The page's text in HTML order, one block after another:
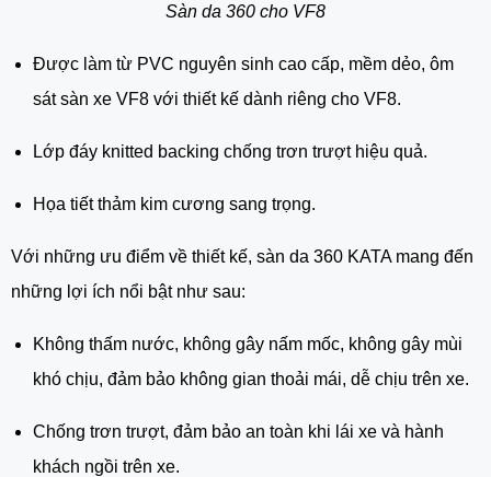
Sàn da 360 cho VF8
Được làm từ PVC nguyên sinh cao cấp, mềm dẻo, ôm
sát sàn xe VF8 với thiết kế dành riêng cho VF8.
Lớp đáy knitted backing chống trơn trượt hiệu quả.
Họa tiết thảm kim cương sang trọng.
Với những ưu điểm về thiết kế, sàn da 360 KATA mang đến
những lợi ích nổi bật như sau:
Không thấm nước, không gây nấm mốc, không gây mùi
khó chịu, đảm bảo không gian thoải mái, dễ chịu trên xe.
Chống trơn trượt, đảm bảo an toàn khi lái xe và hành
khách ngồi trên xe.